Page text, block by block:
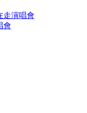
走演唱會
會